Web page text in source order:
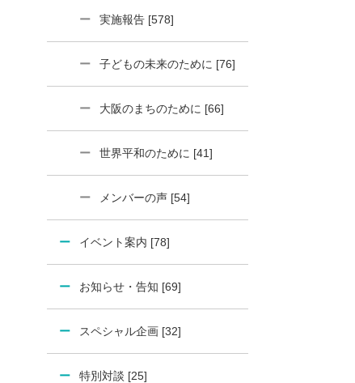
実施報告 [578]
子どもの未来のために [76]
大阪のまちのために [66]
世界平和のために [41]
メンバーの声 [54]
イベント案内 [78]
お知らせ・告知 [69]
スペシャル企画 [32]
特別対談 [25]